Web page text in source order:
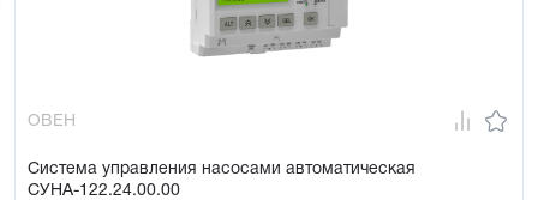
управление системой из любой точки мира
ОВЕН
Система управления насосами автоматическая
СУНА-122.24.00.00